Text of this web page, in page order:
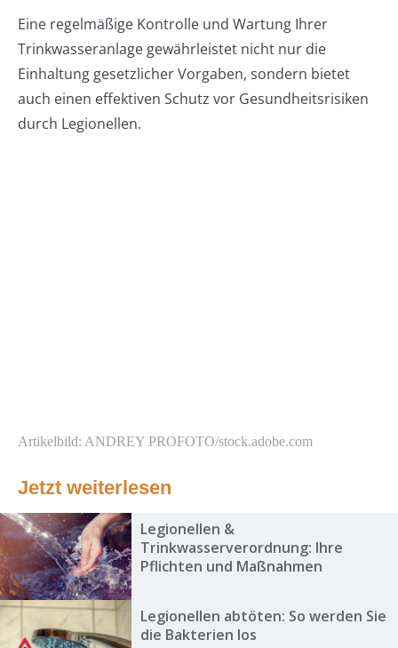
Eine regelmäßige Kontrolle und Wartung Ihrer
Trinkwasseranlage gewährleistet nicht nur die
Einhaltung gesetzlicher Vorgaben, sondern bietet
auch einen effektiven Schutz vor Gesundheitsrisiken
durch Legionellen.
Artikelbild: ANDREY PROFOTO/stock.adobe.com
Jetzt weiterlesen
Legionellen &
Trinkwasserverordnung: Ihre
Pflichten und Maßnahmen
Legionellen abtöten: So werden Sie
die Bakterien los